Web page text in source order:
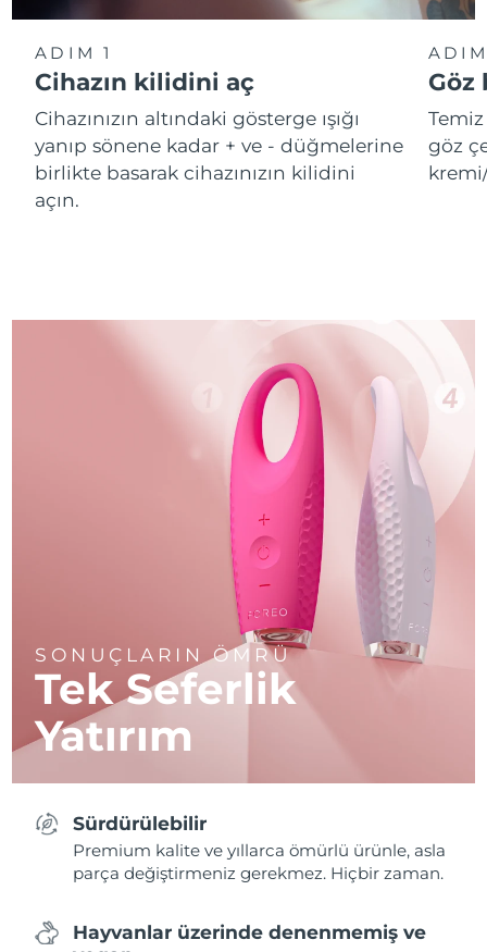
ADIM 1
Cihazın kilidini aç
Cihazınızın altındaki gösterge ışığı
yanıp sönene kadar + ve - düğmelerine
birlikte basarak cihazınızın kilidini
açın.
Göz
göz
SONUÇLARIN ÖMRÜ
Tek Seferlik
Yatırım
Sürdürülebilir
Premium kalite ve yıllarca ömürlü ürünle, asla
parça değiştirmeniz gerekmez. Hiçbir zaman.
Hayvanlar üzerinde denenmemiş ve